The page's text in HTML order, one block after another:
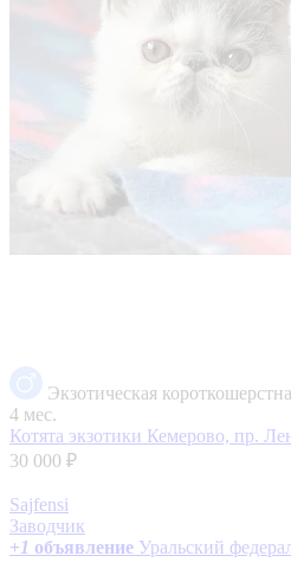
Экзотическая
4 мес.
Котята экзотики Кемерово, пр.
30 000 ₽
Sajfensi
Заводчик
+1 объявление Уральский